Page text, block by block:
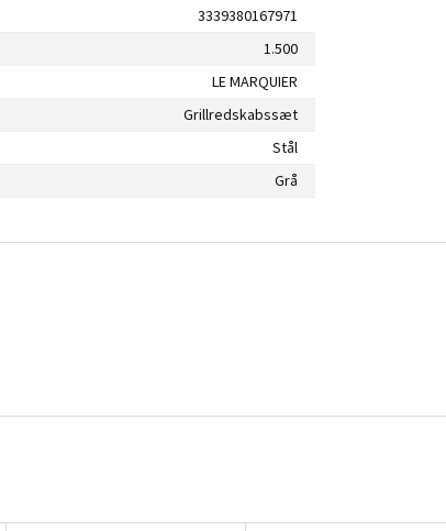
3339380167971
1.500
LE MARQUIER
Grillredskabssæt
Stål
Grå